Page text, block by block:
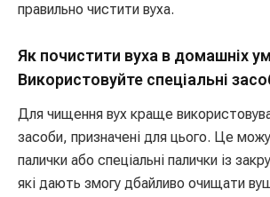
правильно чистити вуха.
Як почистити вуха в домашніх
Використовуйте спеціальні
Для чищення вух краще
засоби, призначені для цього. Це
палички або спеціальні палички із
які дають змогу дбайливо очищати